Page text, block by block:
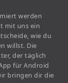
werden
mit uns ein
wie du
willst. Die
der täglich
für Android
bringen dir die